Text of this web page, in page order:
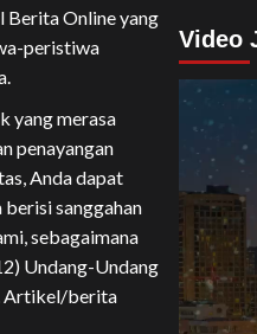
Berita Online yang
peristiwa
yang merasa
penayangan
Anda dapat
sanggahan
sebagaimana
Undang-Undang
Artikel/berita
Video
Video
Player